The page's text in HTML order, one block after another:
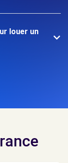
louer un